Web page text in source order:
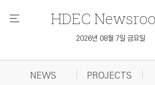
메
HDEC
2026년 08월 7일 금요일
NEWS PROJECTS